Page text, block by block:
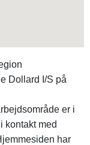
Dollard I/S på
er i
kontakt med
har